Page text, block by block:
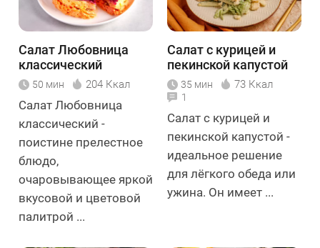
Салат Любовница
классический
50 мин 204 Ккал
Салат Любовница
классический -
поистине прелестное
блюдо,
очаровывающее яркой
вкусовой и цветовой
палитрой ...
Салат с курицей и
пекинской капустой
35 мин 73 Ккал
1
Салат с курицей и
пекинской капустой -
идеальное решение
для лёгкого обеда или
ужина. Он имеет ...